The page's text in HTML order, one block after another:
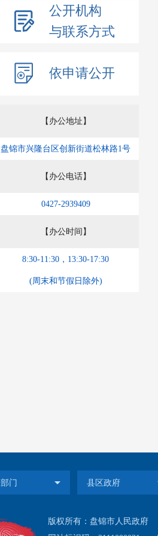
公开机构
与联系方式
依申请公开
【办公地址】
盘锦市兴隆台区创新街道松林路1号
【办公电话】
0427-2939409
【办公时间】
8:30-11:30，13:30-17:30
(周末和节假日除外)
版权所有：盘锦市人民政府